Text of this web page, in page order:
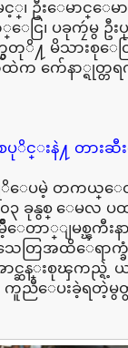
မင့္၊ ဦးေမာင္
ေငြ၊ ပခုကၠဴမွ ဦ
တ္လွတုိ႔ မိသားစု
ထဲက က်ေနာ္ရုတ္တရ
ပုိင္းနဲ႔ တားဆီး
ေပမဲ့ တကယ္ေတာ့
၀၃ ခုနွစ္ ေမလ
မိဳ့ေတာ္ျမစ္ၾကီး
တြအထိေရာက္ခံ
ာင္ဆန္းစုၾကည္ရဲ့
ကူညီေပးခဲ့ရတဲ့မွ